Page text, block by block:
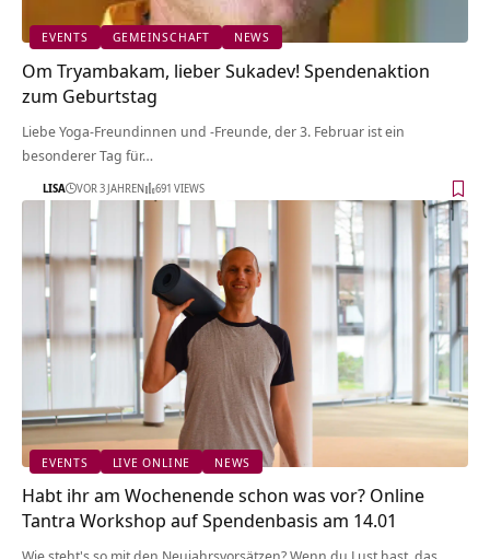
EVENTS GEMEINSCHAFT NEWS
Om Tryambakam, lieber Sukadev! Spendenaktion
zum Geburtstag
Liebe Yoga-Freundinnen und -Freunde, der 3. Februar ist ein
besonderer Tag für…
LISA VOR 3 JAHREN 691 VIEWS
EVENTS LIVE ONLINE NEWS
Habt ihr am Wochenende schon was vor? Online
Tantra Workshop auf Spendenbasis am 14.01